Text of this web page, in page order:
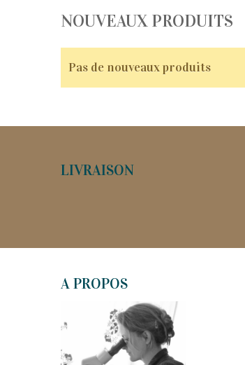
NOUVEAUX PRODUITS
Pas de nouveaux produits
LIVRAISON
A PROPOS